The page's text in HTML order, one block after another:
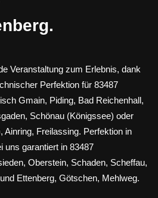
Veranstaltung zum Erlebnis, dank
Perfektion für 83487
Gmain, Piding, Bad Reichenhall,
Schönau (Königssee) oder
Ainring, Freilassing. Perfektion in
uns garantiert in 83487
Oberstein, Schaden, Scheffau,
Ettenberg, Götschen, Mehlweg.